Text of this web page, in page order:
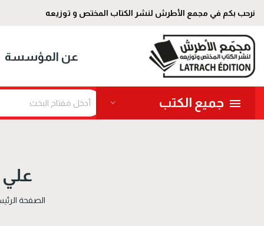
نرحب بكم في مجمع الأطرش لنشر الكتاب المختص و توزيعه
عن المؤسسة
جميع الكتب
علي
الصفحة